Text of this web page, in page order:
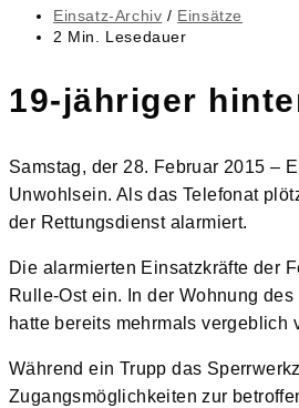
veröffentlicht:
Beitrags-
Kategorie:
Einsatz-Archiv / Einsätze
Lesedauer:
2 Min. Lesedauer
19-jähriger
Samstag, der 28. Februar 2015 –
Unwohlsein. Als das Telefonat
der Rettungsdienst alarmiert.
Die alarmierten Einsatzkräfte der
Rulle-Ost ein. In der Wohnung
hatte bereits mehrmals vergeblich
Während ein Trupp das
Zugangsmöglichkeiten zur